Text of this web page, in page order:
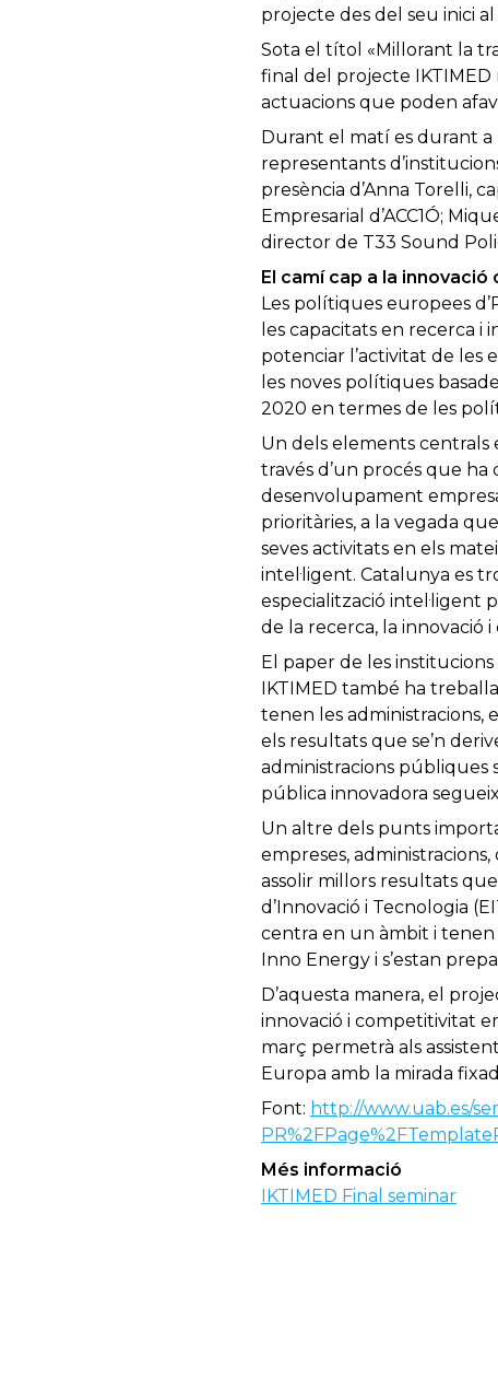
projecte des del seu inici al
Sota el títol «Millorant la
final del projecte IKTIMED
actuacions que poden
Durant el matí es durant
representants
presència d’Anna Torelli,
Empresarial d’ACC1Ó;
director de T33 Sound
El camí cap a la innovació
Les polítiques europees
les capacitats en recerca i
potenciar l’activitat de les
les noves polítiques
2020 en termes de les
Un dels elements centrals
través d’un procés que ha
desenvolupament
prioritàries, a la vegada
seves activitats en els
intel·ligent. Catalunya es
especialització intel·ligent
de la recerca, la innovació
El paper de les
IKTIMED també ha
tenen les administracions,
els resultats que se’n
administracions públiques
pública innovadora
Un altre dels punts
empreses,
assolir millors resultats
d’Innovació i Tecnologia
centra en un àmbit i
Inno Energy i s’estan
D’aquesta manera, el
innovació i competitivitat
març permetrà als
Europa amb la mirada
Font: http://www.uab.es/
Més informació
IKTIMED Final seminar